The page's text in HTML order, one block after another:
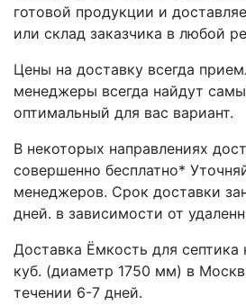
готовой продукции и
или склад заказчика в любой
Цены на доставку всегда
менеджеры всегда найдут
оптимальный для вас вариант.
В некоторых направлениях
совершенно бесплатно*
менеджеров. Срок доставки
дней. в зависимости от
Доставка Ёмкость для септика
куб. (диаметр 1750 мм) в
течении 6-7 дней.